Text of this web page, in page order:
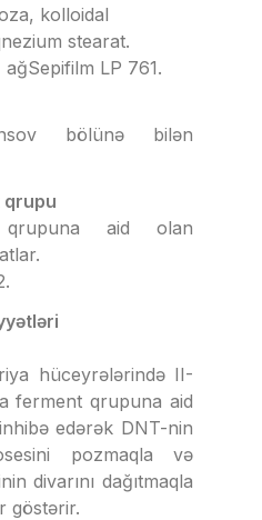
kolloidal
stearat.
ağSepifilm LP 761.
bölünə bilən
qrupu
qrupuna aid olan
hüceyrələrində II-
ferment qrupuna aid
edərək DNT-nin
pozmaqla və
divarını dağıtmaqla
göstərir.